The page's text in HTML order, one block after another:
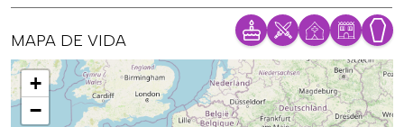
MAPA DE VIDA
Mapa
+
−